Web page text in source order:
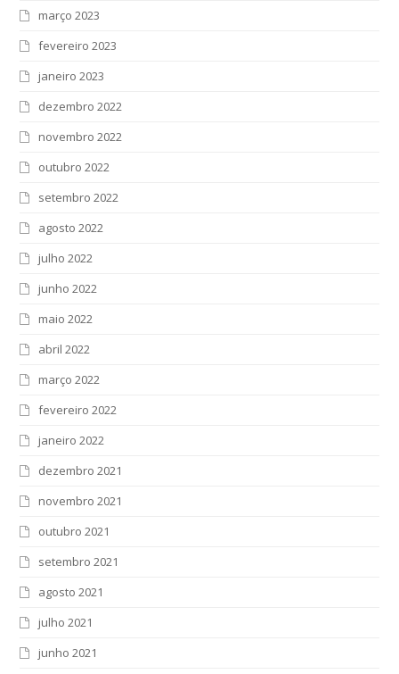
março 2023
fevereiro 2023
janeiro 2023
dezembro 2022
novembro 2022
outubro 2022
setembro 2022
agosto 2022
julho 2022
junho 2022
maio 2022
abril 2022
março 2022
fevereiro 2022
janeiro 2022
dezembro 2021
novembro 2021
outubro 2021
setembro 2021
agosto 2021
julho 2021
junho 2021